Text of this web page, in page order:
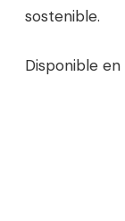
sostenible.
Disponible en